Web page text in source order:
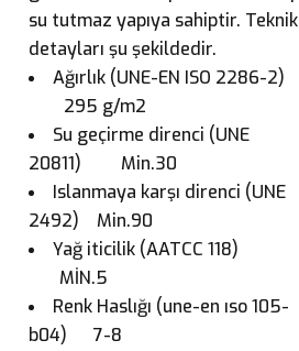
su tutmaz yapıya sahiptir. Teknik
detayları şu şekildedir.
Ağırlık (UNE-EN ISO 2286-2)
295 g/m2
Su geçirme direnci (UNE
20811) Min.30
Islanmaya karşı direnci (UNE
2492) Min.90
Yağ iticilik (AATCC 118)
MİN.5
Renk Haslığı (une-en ıso 105-
b04) 7-8